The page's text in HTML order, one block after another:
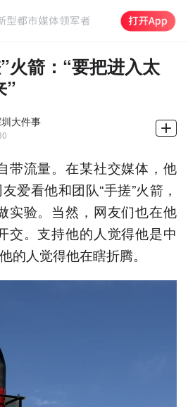
火箭：“要把进入太
”
大件事
带流量。在某社交媒体，他
爱看他和团队“手搓”火箭，
实验。当然，网友们也在他
交。支持他的人觉得他是中
的人觉得他在瞎折腾。